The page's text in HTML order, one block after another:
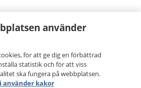
använder
för att ge dig en förbättrad
statistik och för att viss
ska fungera på webbplatsen.
använder kakor